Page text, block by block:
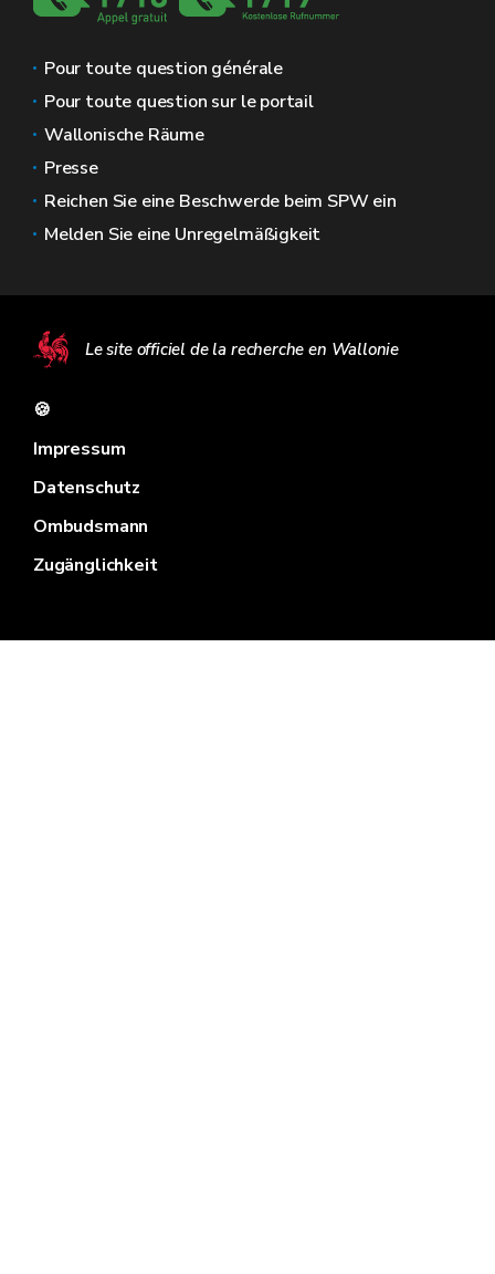
Pour toute question générale
Pour toute question sur le portail
Wallonische Räume
Presse
Reichen Sie eine Beschwerde beim SPW ein
Melden Sie eine Unregelmäßigkeit
Le site officiel de la recherche en Wallonie
🍪
Impressum
Datenschutz
Ombudsmann
Zugänglichkeit